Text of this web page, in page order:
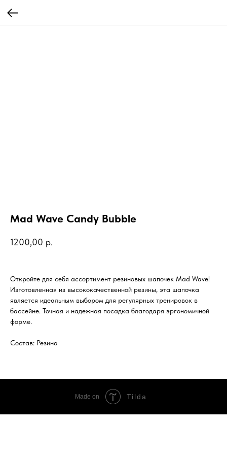
Mad Wave Candy Bubble
1200,00 р.
Откройте для себя ассортимент резиновых шапочек Mad Wave!
Изготовленная из высококачественной резины, эта шапочка
является идеальным выбором для регулярных тренировок в
бассейне. Точная и надежная посадка благодаря эргономичной
форме.
Состав: Резина
Made on Tilda